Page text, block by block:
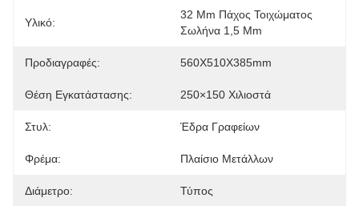
Υλικό:
32 Mm Πάχος Τοιχώματος
Σωλήνα 1,5 Mm
Προδιαγραφές: 560X510X385mm
Θέση Εγκατάστασης: 250×150 Χιλιοστά
Στυλ: Έδρα Γραφείων
Φρέμα: Πλαίσιο Μετάλλων
Διάμετρο: Τύπος